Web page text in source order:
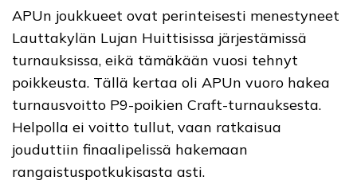
APUn joukkueet ovat perinteisesti menestyneet
Lauttakylän Lujan Huittisissa järjestämissä
turnauksissa, eikä tämäkään vuosi tehnyt
poikkeusta. Tällä kertaa oli APUn vuoro hakea
turnausvoitto P9-poikien Craft-turnauksesta.
Helpolla ei voitto tullut, vaan ratkaisua
jouduttiin finaalipelissä hakemaan
rangaistuspotkukisasta asti.